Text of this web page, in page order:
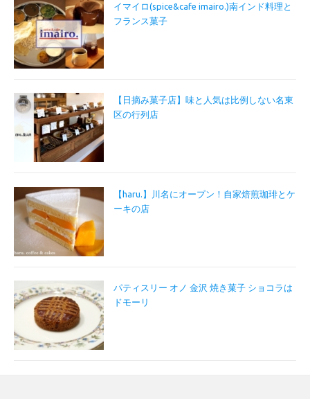
イマイロ(spice&cafe imairo.)南インド料理と
フランス菓子
【日摘み菓子店】味と人気は比例しない名東
区の行列店
【haru.】川名にオープン！自家焙煎珈琲とケ
ーキの店
パティスリー オノ 金沢 焼き菓子 ショコラは
ドモーリ